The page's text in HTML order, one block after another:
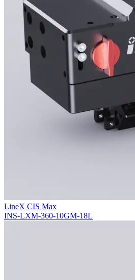
LineX CIS Max
INS-LXM-360-10GM-18L